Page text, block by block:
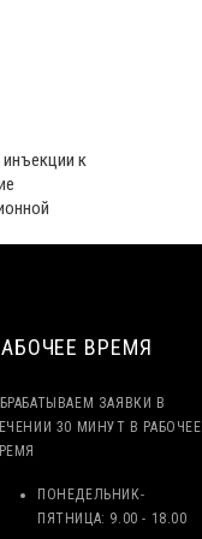
к
ВРЕМЯ
ЗАЯВКИ В
30 МИНУТ В РАБОЧЕЕ
ПОНЕДЕЛЬНИК-
ПЯТНИЦА: 9.00 - 18.00